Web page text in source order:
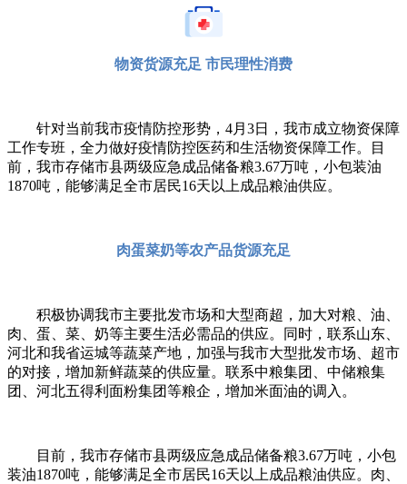
物资货源充足 市民理性消费
针对当前我市疫情防控形势，4月3日，我市成立物资保障
工作专班，全力做好疫情防控医药和生活物资保障工作。目
前，我市存储市县两级应急成品储备粮3.67万吨，小包装油
1870吨，能够满足全市居民16天以上成品粮油供应。
肉蛋菜奶等农产品货源充足
积极协调我市主要批发市场和大型商超，加大对粮、油、
肉、蛋、菜、奶等主要生活必需品的供应。同时，联系山东、
河北和我省运城等蔬菜产地，加强与我市大型批发市场、超市
的对接，增加新鲜蔬菜的供应量。联系中粮集团、中储粮集
团、河北五得利面粉集团等粮企，增加米面油的调入。
目前，我市存储市县两级应急成品储备粮3.67万吨，小包
装油1870吨，能够满足全市居民16天以上成品粮油供应。肉、